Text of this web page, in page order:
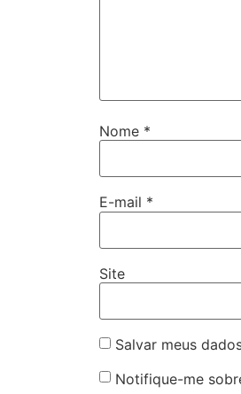
Nome *
E-mail *
Site
Salvar meus
Notifique-me